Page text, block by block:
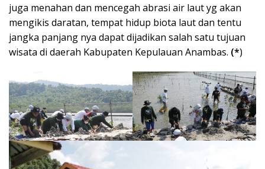
juga menahan dan mencegah abrasi air laut yg akan
mengikis daratan, tempat hidup biota laut dan tentu
jangka panjang nya dapat dijadikan salah satu tujuan
wisata di daerah Kabupaten Kepulauan Anambas. (*)